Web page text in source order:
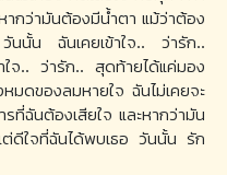
กว่ามันต้องมีน้ำตา แม้ว่าต้อง
นนั้น ฉันเคยเข้าใจ.. ว่ารัก..
ใจ.. ว่ารัก.. สุดท้ายได้แค่มอง
มดของลมหายใจ ฉันไม่เคยจะ
ฉันต้องเสียใจ และหากว่ามัน
ดีใจที่ฉันได้พบเธอ วันนั้น รัก